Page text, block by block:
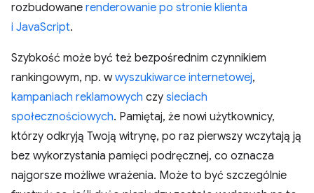
rozbudowane renderowanie po stronie klienta
i JavaScript.
Szybkość może być też bezpośrednim czynnikiem
rankingowym, np. wwyszukiwarce internetowej,
kampaniach reklamowych czy sieciach
społecznościowych. Pamiętaj, że nowi użytkownicy,
którzy odkryją Twoją witrynę, po raz pierwszy wczytają ją
bez wykorzystania pamięci podręcznej, co oznacza
najgorsze możliwe wrażenia. Może to być szczególnie